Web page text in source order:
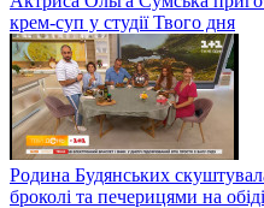
крем-суп у студії Твого дня
Родина Будянських
броколі та печерицями на